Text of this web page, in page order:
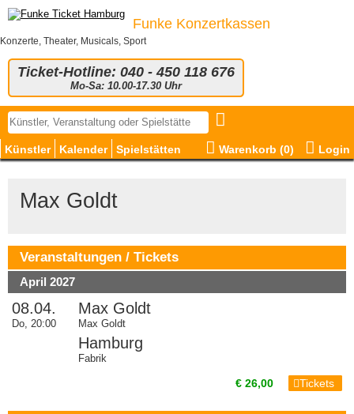
Funke Konzertkassen
Konzerte, Theater, Musicals, Sport
Ticket-Hotline: 040 - 450 118 676
Mo-Sa: 10.00-17.30 Uhr
Künstler Kalender Spielstätten Warenkorb (0) Login
Max Goldt
Veranstaltungen / Tickets
April 2027
08.04.
Do, 20:00
Max Goldt
Max Goldt
Hamburg
Fabrik
€ 26,00 Tickets